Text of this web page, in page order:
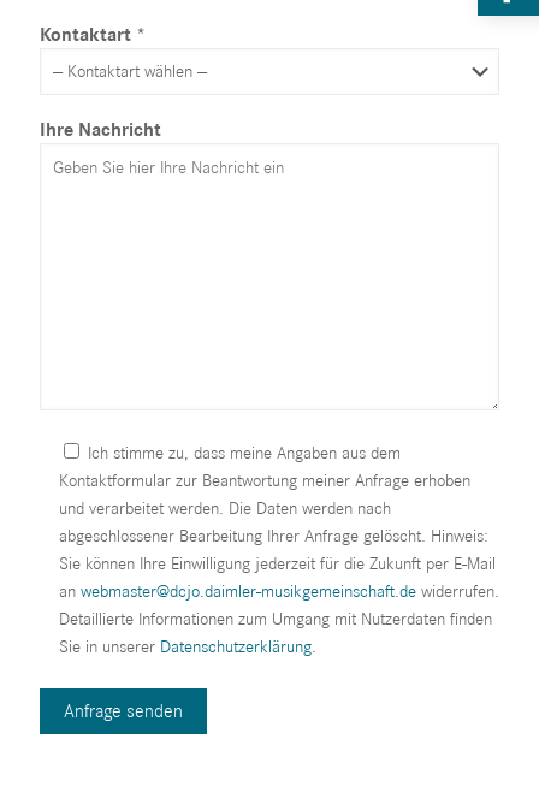
Kontaktart *
Ihre Nachricht
Ich stimme zu, dass meine Angaben aus dem
Kontaktformular zur Beantwortung meiner Anfrage erhoben
und verarbeitet werden. Die Daten werden nach
abgeschlossener Bearbeitung Ihrer Anfrage gelöscht. Hinweis:
Sie können Ihre Einwilligung jederzeit für die Zukunft per E-Mail
an webmaster@dcjo.daimler-musikgemeinschaft.de widerrufen.
Detaillierte Informationen zum Umgang mit Nutzerdaten finden
Sie in unserer Datenschutzerklärung.